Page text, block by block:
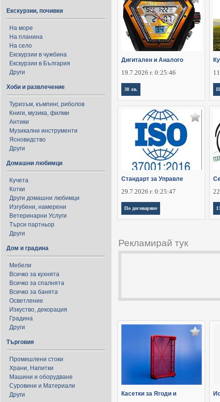
Екскурзии, почивки
На море
На планина
На село
Екскурзии в чужбина
Екскурзии в България
Други
Хоби и развлечение
Туризъм, къмпинг, риболов
Книги, музика, филми
Антики
Музикални инструменти
Ясновидство
Други
Домашни любимци
Кучета
Котки
Други домашни любимци
Изгубени, намерени
Ветеринарни Услуги
Търси партньор
Други
Дом и градина
Мебели
Всичко за кухнята
Всичко за спалнята
Всичко за банята
Осветление
Изкуство, декорация
Градина
Други
Търговия
Промишлени стоки
Храни, Напитки
Машини и оборудване
Суровини и Материали
Други
Дигитален и Аналого
19.7.2026 г. 0:25:46
38 лв.
Стандарт за Управле
29.7.2026 г. 0:25:47
По договаряне
Рекламирай тук
Касетки за Ягоди и